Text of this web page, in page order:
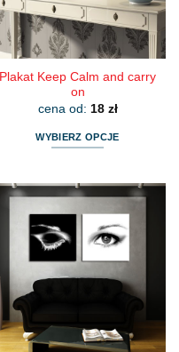
na
stronie
produktu
Plakat Keep Calm and carry
on
cena od: 18 zł
WYBIERZ OPCJE
ma
wiele
wariantów.
Opcje
stronie
produktu